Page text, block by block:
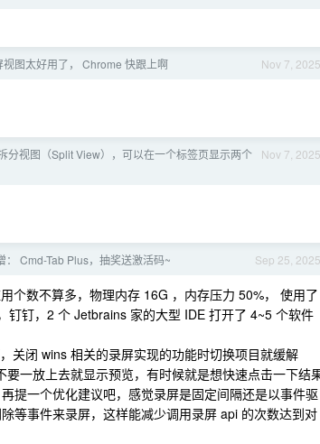
Nov 7, 2025
图太好用了， Chrome 快跟上啊
Nov 7, 2025
分视图（Split View），可以在一个标签页显示两个
Sep 25, 2025
： Cmd-Tab Plus，抽奖送激活码~
个数不算多，物理内存 16G ，内存压力 50%， 使用了
钉，2 个 Jetbrains 家的大型 IDE 打开了 4~5 个软件
关闭 wins 相关的录屏实现的功能时切换项目就缓解
一放上去就显示预览，有时候就是想快速点击一下结
提一个优化建议吧，感觉录屏是固定间隔还是以事件驱
等事件来录屏，这样能减少调用录屏 api 的次数达到对